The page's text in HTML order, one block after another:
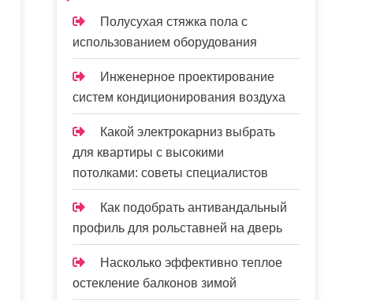
Полусухая стяжка пола с
использованием оборудования
Инженерное проектирование
систем кондиционирования воздуха
Какой электрокарниз выбрать
для квартиры с высокими
потолками: советы специалистов
Как подобрать антивандальный
профиль для рольставней на дверь
Насколько эффективно теплое
остекление балконов зимой